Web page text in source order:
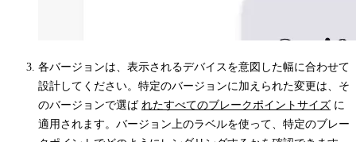
各バージョンは、表示されるデバイスを意図した幅に合わせて
設計してください。特定のバージョンに加えられた変更は、そ
のバージョンで選ば れたすべてのブレークポイントサイズ に
適用されます。バージョン上のラベルを使って、特定のブレー